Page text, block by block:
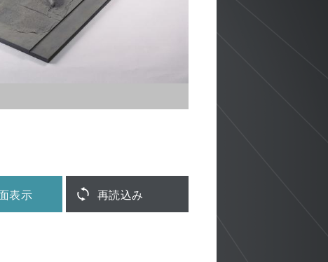
表示 再読込み